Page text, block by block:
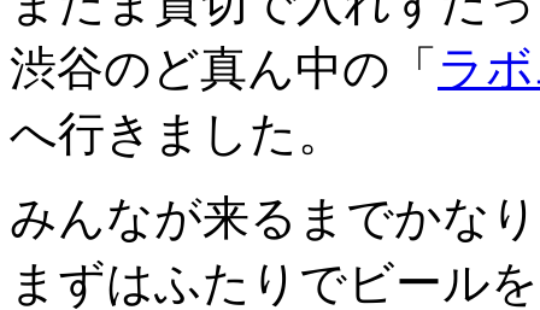
渋谷のど真ん中の「 ラ
へ行きました。
みんなが来るまでかな
まずはふたりでビール